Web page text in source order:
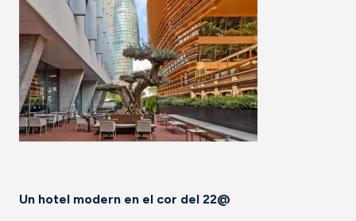
Un hotel modern en el cor del 22@